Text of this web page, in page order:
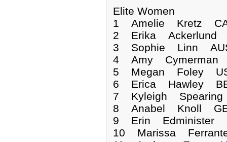
Elite Women
1 Amelie Kretz
2 Erika Ackerlund
3 Sophie Linn
4 Amy Cymerman
5 Megan Foley
6 Erica Hawley
7 Kyleigh
8 Anabel Knoll
9 Erin Edminister
10 Marissa